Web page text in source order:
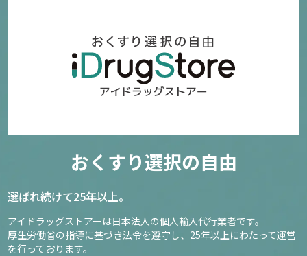
おくすり選択の自由
選ばれ続けて25年以上。
アイドラッグストアーは日本法人の個人輸入代行業者です。
厚生労働省の指導に基づき法令を遵守し、 25年以上にわたって運営
を行っております。